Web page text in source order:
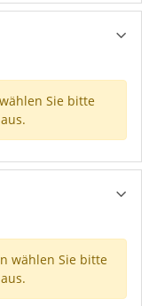
Sie bitte
wählen Sie bitte